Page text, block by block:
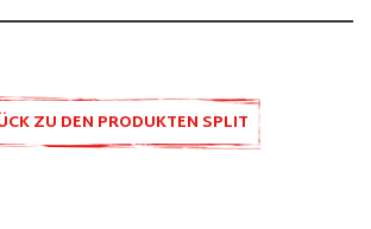
ZU DEN PRODUKTEN SPLIT